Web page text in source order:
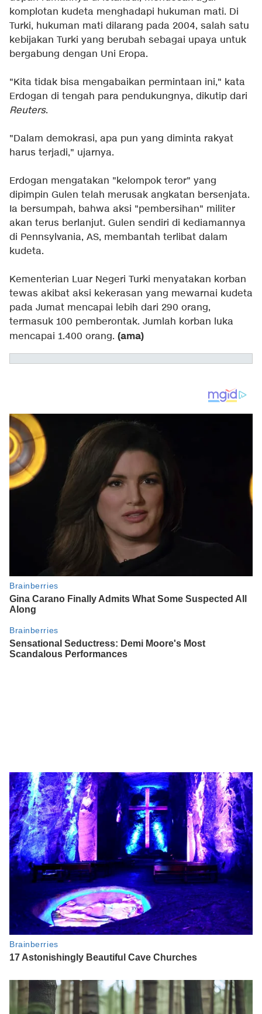
komplotan kudeta menghadapi hukuman mati. Di
Turki, hukuman mati dilarang pada 2004, salah satu
kebijakan Turki yang berubah sebagai upaya untuk
bergabung dengan Uni Eropa.
"Kita tidak bisa mengabaikan permintaan ini," kata
Erdogan di tengah para pendukungnya, dikutip dari
Reuters.
"Dalam demokrasi, apa pun yang diminta rakyat
harus terjadi," ujarnya.
Erdogan mengatakan "kelompok teror" yang
dipimpin Gulen telah merusak angkatan bersenjata.
Ia bersumpah, bahwa aksi "pembersihan" militer
akan terus berlanjut. Gulen sendiri di kediamannya
di Pennsylvania, AS, membantah terlibat dalam
kudeta.
Kementerian Luar Negeri Turki menyatakan korban
tewas akibat aksi kekerasan yang mewarnai kudeta
pada Jumat mencapai lebih dari 290 orang,
termasuk 100 pemberontak. Jumlah korban luka
mencapai 1.400 orang. (ama)